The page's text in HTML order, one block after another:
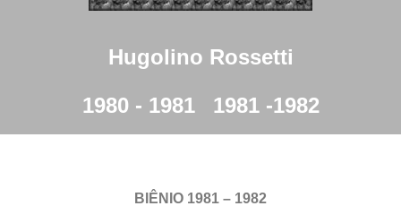
Hugolino Rossetti
1980 - 1981
1981 -1982
BIÊNIO 1981 – 1982